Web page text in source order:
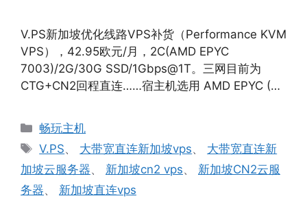
V.PS新加坡优化线路VPS补货（Performance KVM
VPS），42.95欧元/月，2C(AMD EPYC
7003)/2G/30G SSD/1Gbps@1T。三网目前为
CTG+CN2回程直连……宿主机选用 AMD EPYC (…
分
类
畅玩主机
标
签
V.PS、 大带宽直连新加坡vps、 大带宽直连新
加坡云服务器、 新加坡cn2 vps、 新加坡CN2云服
务器、 新加坡直连vps